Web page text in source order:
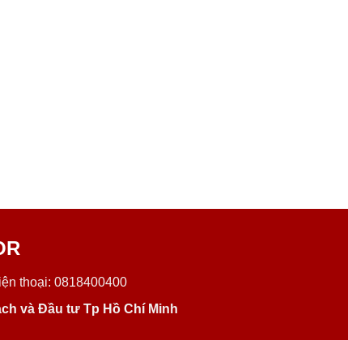
thoại: 0818400400
và Đầu tư Tp Hồ Chí Minh